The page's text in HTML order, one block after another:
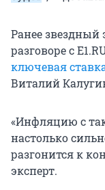
Ранее звездный
разговоре с
ключевая
Виталий
«Инфляцию с
настолько
разгонится к
эксперт.